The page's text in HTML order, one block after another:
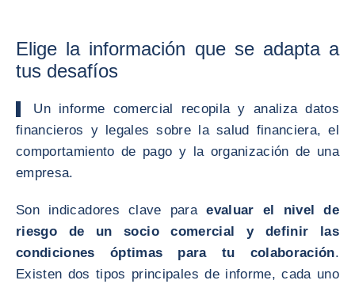
Elige la información que se adapta a
tus desafíos
Un informe comercial recopila y analiza datos
financieros y legales sobre la salud financiera, el
comportamiento de pago y la organización de una
empresa.
Son indicadores clave paraevaluar el nivel de
riesgo de un socio comercial y definir las
condiciones óptimas para tu colaboración.
Existen dos tipos principales de informe, cada uno